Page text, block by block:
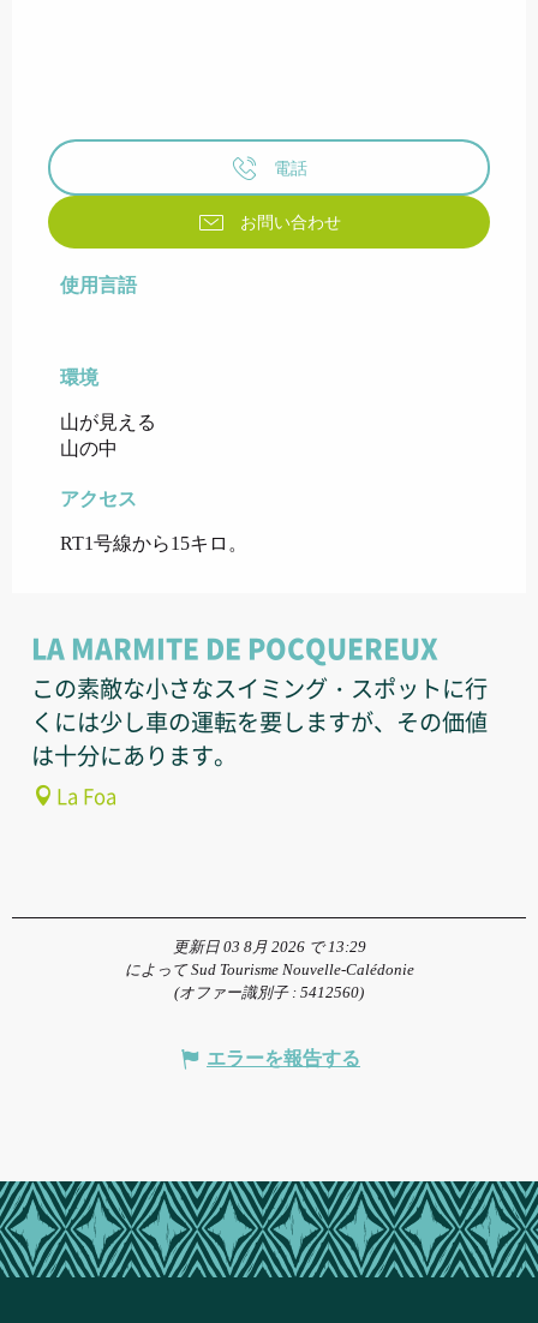
電話
お問い合わせ
使用言語
使用言語
環境
環境
山が見える
山の中
アクセス
アクセス
RT1号線から15キロ。
LA MARMITE DE POCQUEREUX
この素敵な小さなスイミング・スポットに行
くには少し車の運転を要しますが、その価値
は十分にあります。
La Foa
更新日 03 8月 2026 で 13:29
によって Sud Tourisme Nouvelle-Calédonie
(オファー識別子 : 5412560)
エラーを報告する